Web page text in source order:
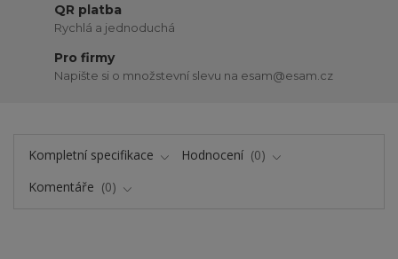
QR platba
Rychlá a jednoduchá
Pro firmy
Napište si o množstevní slevu na esam@esam.cz
Kompletní specifikace Hodnocení
0
Komentáře
0